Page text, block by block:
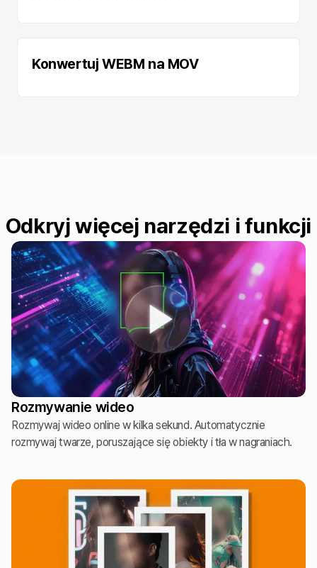
Konwertuj WEBM na MOV
Odkryj więcej narzędzi i funkcji
Rozmywanie wideo
Rozmywaj wideo online w kilka sekund. Automatycznie
rozmywaj twarze, poruszające się obiekty i tła w nagraniach.